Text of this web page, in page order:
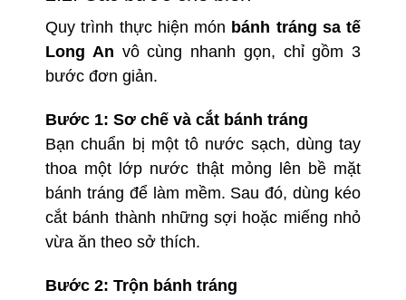
Quy trình thực hiện món bánh tráng sa tế
Long An vô cùng nhanh gọn, chỉ gồm 3
bước đơn giản.
Bước 1: Sơ chế và cắt bánh tráng
Bạn chuẩn bị một tô nước sạch, dùng tay
thoa một lớp nước thật mỏng lên bề mặt
bánh tráng để làm mềm. Sau đó, dùng kéo
cắt bánh thành những sợi hoặc miếng nhỏ
vừa ăn theo sở thích.
Bước 2: Trộn bánh tráng